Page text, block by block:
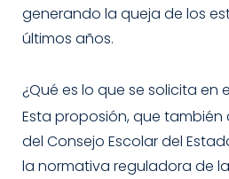
generando la queja de los
últimos años.
¿Qué es lo que se solicita en
Esta proposión, que
del Consejo Escolar del
la normativa reguladora de